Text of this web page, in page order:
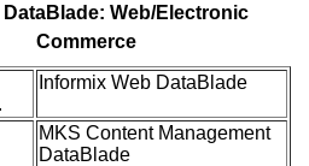
Web/Electronic
Commerce
Informix Web DataBlade
MKS Content Management
DataBlade